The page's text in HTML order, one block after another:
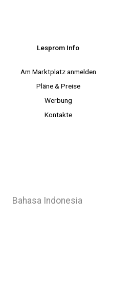
Lesprom Info
Am Marktplatz anmelden
Pläne & Preise
Werbung
Kontakte
Bahasa Indonesia